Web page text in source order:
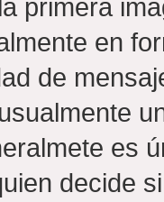
primera
en
de
es
decide